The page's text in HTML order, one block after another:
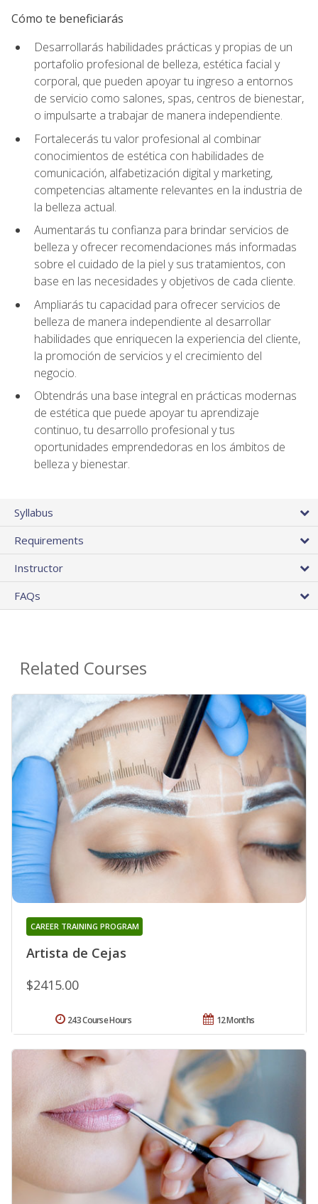
Cómo te beneficiarás
Desarrollarás habilidades prácticas y propias de un
portafolio profesional de belleza, estética facial y
corporal, que pueden apoyar tu ingreso a entornos
de servicio como salones, spas, centros de bienestar,
o impulsarte a trabajar de manera independiente.
Fortalecerás tu valor profesional al combinar
conocimientos de estética con habilidades de
comunicación, alfabetización digital y marketing,
competencias altamente relevantes en la industria de
la belleza actual.
Aumentarás tu confianza para brindar servicios de
belleza y ofrecer recomendaciones más informadas
sobre el cuidado de la piel y sus tratamientos, con
base en las necesidades y objetivos de cada cliente.
Ampliarás tu capacidad para ofrecer servicios de
belleza de manera independiente al desarrollar
habilidades que enriquecen la experiencia del cliente,
la promoción de servicios y el crecimiento del
negocio.
Obtendrás una base integral en prácticas modernas
de estética que puede apoyar tu aprendizaje
continuo, tu desarrollo profesional y tus
oportunidades emprendedoras en los ámbitos de
belleza y bienestar.
Syllabus
Requirements
Instructor
FAQs
Related Courses
Artista de Cejas
CAREER TRAINING PROGRAM
$2415.00
12 Months
243 Course Hours